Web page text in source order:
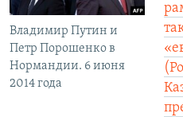
Владимир Путин и
Петр Порошенко в
Нормандии. 6 июня
2014 года